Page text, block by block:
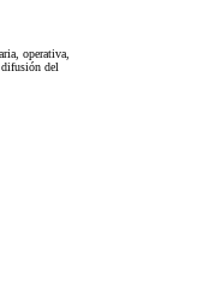
operativa,
del